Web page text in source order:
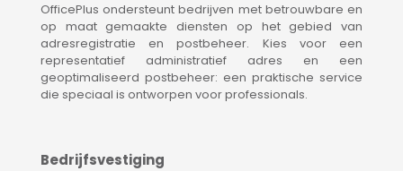
OfficePlus ondersteunt bedrijven met betrouwbare en
op maat gemaakte diensten op het gebied van
adresregistratie en postbeheer. Kies voor een
representatief administratief adres en een
geoptimaliseerd postbeheer: een praktische service
die speciaal is ontworpen voor professionals.
Bedrijfsvestiging